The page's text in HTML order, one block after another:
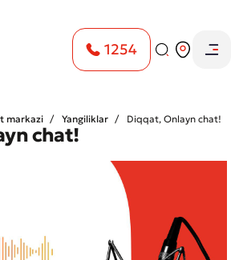
1254
markazi Yangiliklar Diqqat, Onlayn chat!
chat!